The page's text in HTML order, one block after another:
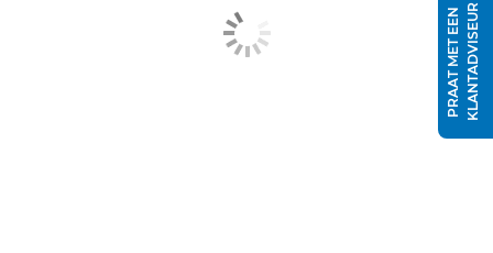
P
R
A
A
T
M
E
T
E
E
N
K
L
A
N
T
A
D
V
I
S
E
UR